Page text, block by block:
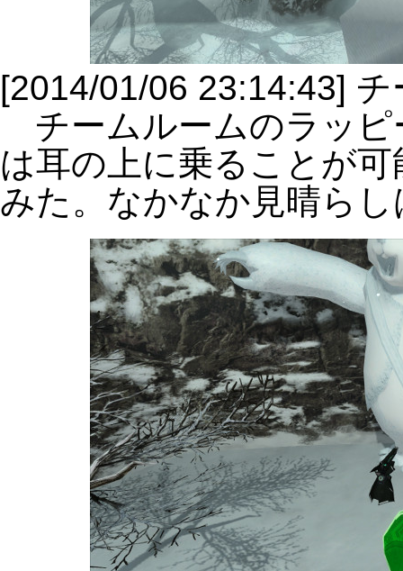
[2014/01/06 23:14:43]
チームルームのラッピ
は耳の上に乗ることが
みた。なかなか見晴ら